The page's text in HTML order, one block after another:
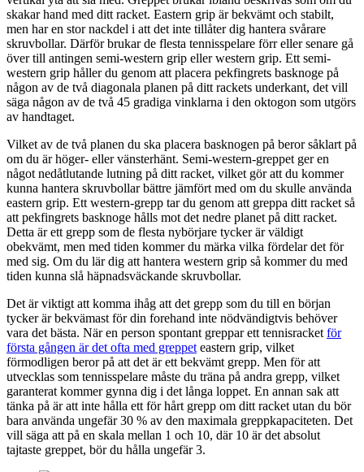
skakar hand med ditt racket. Eastern grip är bekvämt och stabilt,
men har en stor nackdel i att det inte tillåter dig hantera svårare
skruvbollar. Därför brukar de flesta tennisspelare förr eller senare gå
över till antingen semi-western grip eller western grip. Ett semi-
western grip håller du genom att placera pekfingrets basknoge på
någon av de två diagonala planen på ditt rackets underkant, det vill
säga någon av de två 45 gradiga vinklarna i den oktogon som utgörs
av handtaget.
Vilket av de två planen du ska placera basknogen på beror såklart på
om du är höger- eller vänsterhänt. Semi-western-greppet ger en
något nedåtlutande lutning på ditt racket, vilket gör att du kommer
kunna hantera skruvbollar bättre jämfört med om du skulle använda
eastern grip. Ett western-grepp tar du genom att greppa ditt racket så
att pekfingrets basknoge hålls mot det nedre planet på ditt racket.
Detta är ett grepp som de flesta nybörjare tycker är väldigt
obekvämt, men med tiden kommer du märka vilka fördelar det för
med sig. Om du lär dig att hantera western grip så kommer du med
tiden kunna slå häpnadsväckande skruvbollar.
Det är viktigt att komma ihåg att det grepp som du till en början
tycker är bekvämast för din forehand inte nödvändigtvis behöver
vara det bästa. När en person spontant greppar ett tennisracket för
första gången är det ofta med greppet eastern grip, vilket
förmodligen beror på att det är ett bekvämt grepp. Men för att
utvecklas som tennisspelare måste du träna på andra grepp, vilket
garanterat kommer gynna dig i det långa loppet. En annan sak att
tänka på är att inte hålla ett för hårt grepp om ditt racket utan du bör
bara använda ungefär 30 % av den maximala greppkapaciteten. Det
vill säga att på en skala mellan 1 och 10, där 10 är det absolut
tajtaste greppet, bör du hålla ungefär 3.